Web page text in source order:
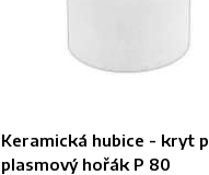
Keramická hubice - kryt
plasmový hořák P 80